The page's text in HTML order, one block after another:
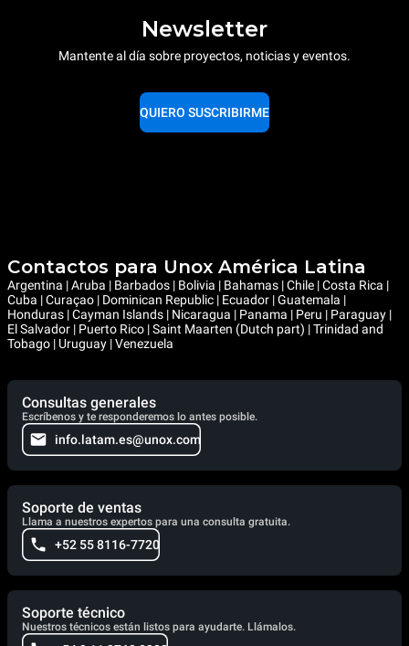
Newsletter
Mantente al día sobre proyectos, noticias y eventos.
QUIERO SUSCRIBIRME
Contactos para Unox América Latina
Argentina | Aruba | Barbados | Bolivia | Bahamas | Chile | Costa Rica |
Cuba | Curaçao | Dominican Republic | Ecuador | Guatemala |
Honduras | Cayman Islands | Nicaragua | Panama | Peru | Paraguay |
El Salvador | Puerto Rico | Saint Maarten (Dutch part) | Trinidad and
Tobago | Uruguay | Venezuela
Consultas generales
Escríbenos y te responderemos lo antes posible.
info.latam.es@unox.com
Soporte de ventas
Llama a nuestros expertos para una consulta gratuita.
+52 55 8116-7720
Soporte técnico
Nuestros técnicos están listos para ayudarte. Llámalos.